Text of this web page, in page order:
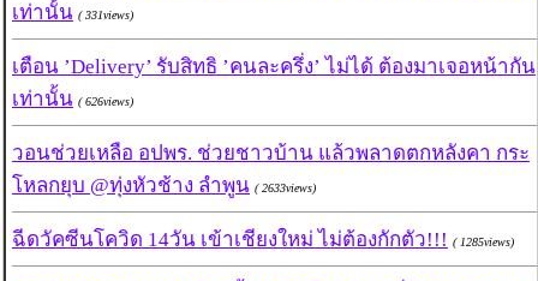
เท่านั้น ( 331views)
เตือน ’Delivery’ รับสิทธิ ’คนละครึ่ง’ ไม่ได้ ต้องมาเจอหน้ากัน
เท่านั้น ( 626views)
วอนช่วยเหลือ อปพร. ช่วยชาวบ้าน แล้วพลาดตกหลังคา กระ
โหลกยุบ @ทุ่งหัวช้าง ลำพูน ( 2633views)
ฉีดวัคซีนโควิด 14วัน เข้าเชียงใหม่ ไม่ต้องกักตัว!!! ( 1285views)